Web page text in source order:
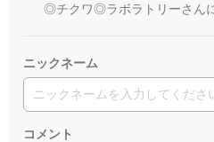
◎チクワ◎ラボラトリーさん
ニックネーム
コメント